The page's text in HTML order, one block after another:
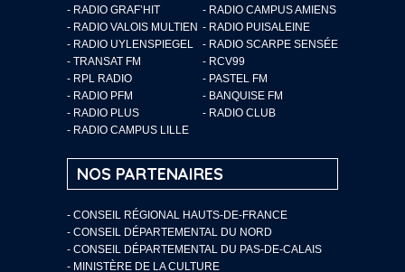
- RADIO GRAF’HIT
- RADIO CAMPUS AMIENS
- RADIO VALOIS MULTIEN - RADIO PUISALEINE
- RADIO UYLENSPIEGEL
- RADIO SCARPE SENSÉE
- TRANSAT FM
- RCV99
- RPL RADIO
- PASTEL FM
- RADIO PFM
- BANQUISE FM
- RADIO PLUS
- RADIO CLUB
- RADIO CAMPUS LILLE
NOS PARTENAIRES
- CONSEIL RÉGIONAL HAUTS-DE-FRANCE
- CONSEIL DÉPARTEMENTAL DU NORD
- CONSEIL DÉPARTEMENTAL DU PAS-DE-CALAIS
- MINISTÈRE DE LA CULTURE